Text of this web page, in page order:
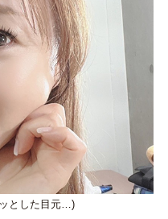
とした目元…)